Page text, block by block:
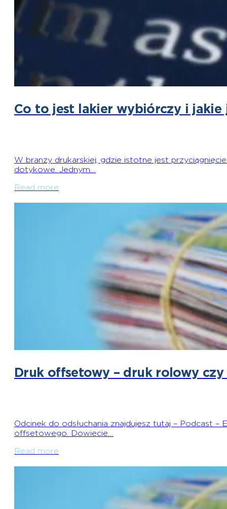
Co to jest lakier wybiórczy i jakie
W branży drukarskiej, gdzie istotne jest
dotykowe. Jednym…
Read more
Druk offsetowy – druk rolowy
Odcinek do odsłuchania znajdujesz tutaj – Podcast
offsetowego. Dowiecie…
Read more